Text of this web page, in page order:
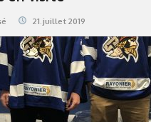
21.juillet 2019